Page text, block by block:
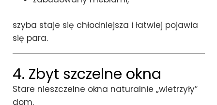
szyba staje się chłodniejsza i łatwiej pojawia
się para.
4. Zbyt szczelne okna
Stare nieszczelne okna naturalnie „wietrzyły”
dom.